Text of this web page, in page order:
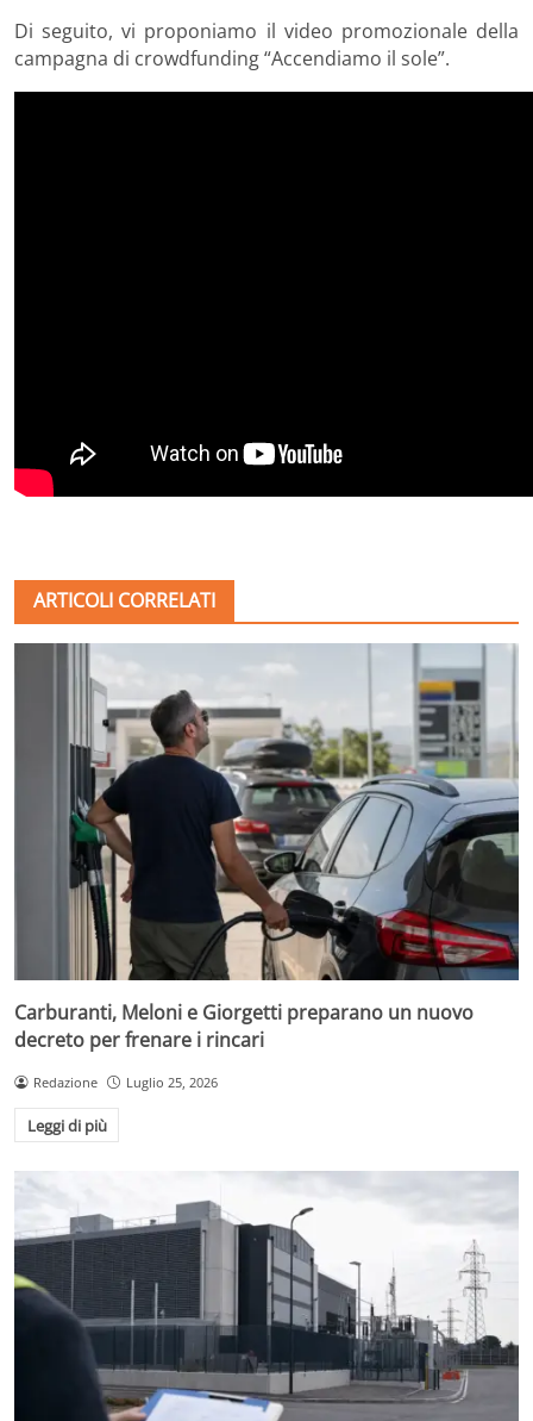
Di seguito, vi proponiamo il video promozionale della
campagna di crowdfunding “Accendiamo il sole”.
ARTICOLI CORRELATI
Carburanti, Meloni e Giorgetti preparano un nuovo
decreto per frenare i rincari
Redazione Luglio 25, 2026
Leggi di più